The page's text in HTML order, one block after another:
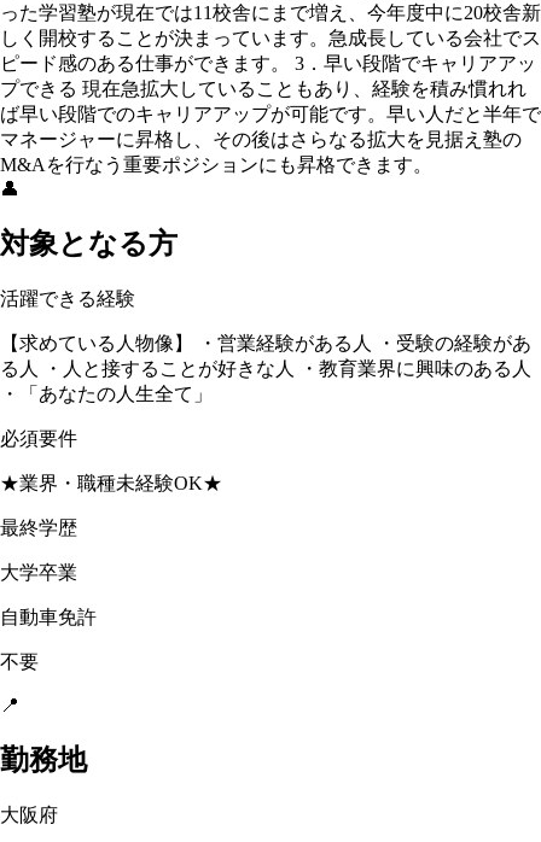
った学習塾が現在では11校舎にまで増え、今年度中に20校舎新
しく開校することが決まっています。急成長している会社でス
ピード感のある仕事ができます。 3．早い段階でキャリアアッ
プできる 現在急拡大していることもあり、経験を積み慣れれ
ば早い段階でのキャリアアップが可能です。早い人だと半年で
マネージャーに昇格し、その後はさらなる拡大を見据え塾の
M&Aを行なう重要ポジションにも昇格できます。
👤
対象となる方
活躍できる経験
【求めている人物像】 ・営業経験がある人 ・受験の経験があ
る人 ・人と接することが好きな人 ・教育業界に興味のある人
・「あなたの人生全て」
必須要件
★業界・職種未経験OK★
最終学歴
大学卒業
自動車免許
不要
📍
勤務地
大阪府